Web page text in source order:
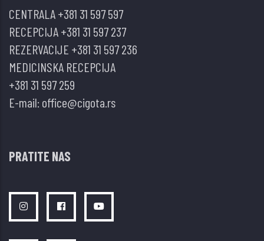
CENTRALA+381 31 597 597
RECEPCIJA+381 31 597 237
REZERVACIJE +381 31 597 236
MEDICINSKA RECEPCIJA
+381 31 597 259
E-mail: office@cigota.rs
PRATITE NAS